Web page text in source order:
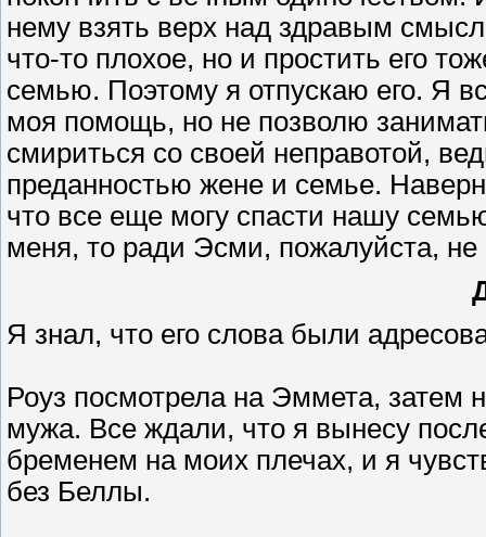
нему взять верх над здравым
что-то плохое, но и простить его
семью. Поэтому я отпускаю его. Я
моя помощь, но не позволю
смириться со своей неправотой,
преданностью жене и семье.
что все еще могу спасти нашу
меня, то ради Эсми, пожалуйста,
Я знал, что его слова были
Роуз посмотрела на Эммета, затем
мужа. Все ждали, что я вынесу
бременем на моих плечах, и я
без Беллы.